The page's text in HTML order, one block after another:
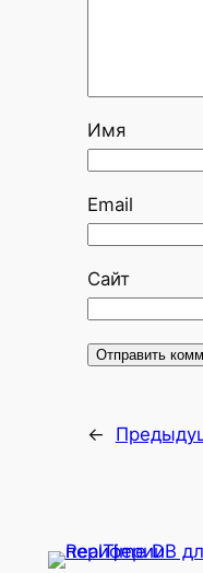
Имя
Email
Сайт
←